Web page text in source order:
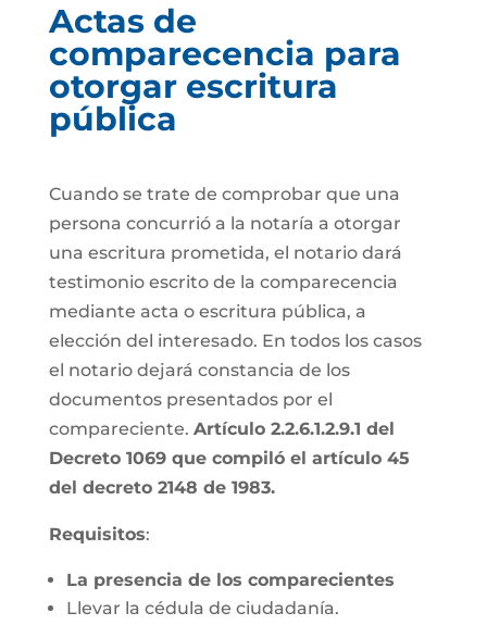
Actas de
comparecencia para
otorgar escritura
pública
Cuando se trate de comprobar que una
persona concurrió a la notaría a otorgar
una escritura prometida, el notario dará
testimonio escrito de la comparecencia
mediante acta o escritura pública, a
elección del interesado. En todos los casos
el notario dejará constancia de los
documentos presentados por el
compareciente. Artículo 2.2.6.1.2.9.1 del
Decreto 1069 que compiló el artículo 45
del decreto 2148 de 1983.
Requisitos:
La presencia de los comparecientes
Llevar la cédula de ciudadanía.